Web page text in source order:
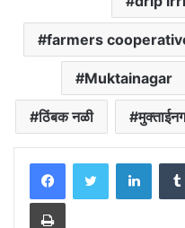
farmers
Muktainagar
ठिंबक नळी
Print